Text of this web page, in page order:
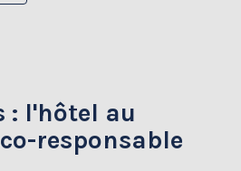
: l'hôtel au
responsable